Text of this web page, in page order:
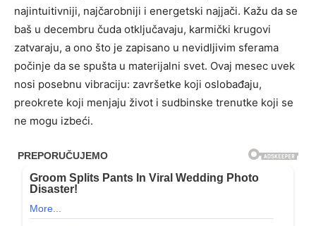
najintuitivniji, najčarobniji i energetski najjači. Kažu da se
baš u decembru čuda otključavaju, karmički krugovi
zatvaraju, a ono što je zapisano u nevidljivim sferama
počinje da se spušta u materijalni svet. Ovaj mesec uvek
nosi posebnu vibraciju: završetke koji oslobađaju,
preokrete koji menjaju život i sudbinske trenutke koji se
ne mogu izbeći.